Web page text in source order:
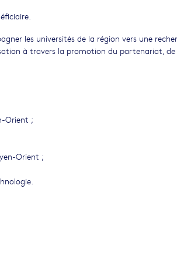
les universités de la région vers une
à travers la promotion du partenariat, de
Orient ;
Orient ;